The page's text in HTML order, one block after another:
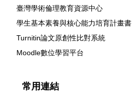
臺灣學術倫理教育資源中心
學生基本素養與核心能力培育計畫書
Turnitin論文原創性比對系統
Moodle數位學習平台
常用連結